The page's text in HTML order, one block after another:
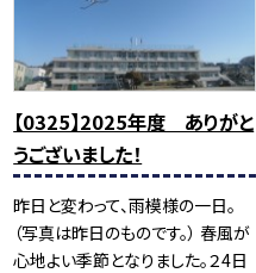
【0325】2025年度 ありがと
うございました！
昨日と変わって、雨模様の一日。
（写真は昨日のものです。） 春風が
心地よい季節となりました。２4日